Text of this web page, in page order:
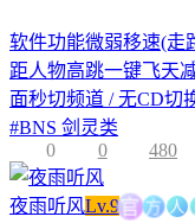
软件功能微弱移速(走
距人物高跳一键飞天
面秒切频道 / 无CD切
#BNS 剑灵类
0
0 480
夜雨听风Lv.9官方人